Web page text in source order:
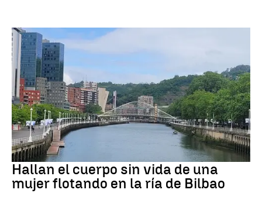
BILBAO
Hallan el cuerpo sin vida de una
mujer flotando en la ría de Bilbao